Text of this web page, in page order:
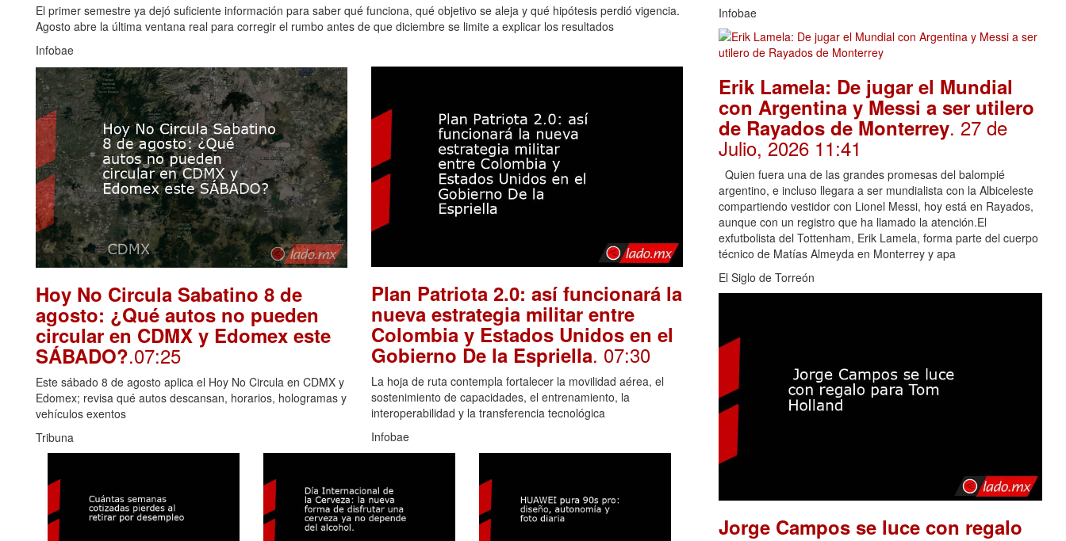
El primer semestre ya dejó suficiente información para saber qué funciona, qué objetivo se aleja y qué hipótesis perdió vigencia.
Agosto abre la última ventana real para corregir el rumbo antes de que diciembre se limite a explicar los resultados
Infobae
Hoy No Circula Sabatino 8 de
agosto: ¿Qué autos no pueden
circular en CDMX y Edomex este
SÁBADO?.07:25
Este sábado 8 de agosto aplica el Hoy No Circula en CDMX y
Edomex; revisa qué autos descansan, horarios, hologramas y
vehículos exentos
Tribuna
Plan Patriota 2.0: así funcionará la
nueva estrategia militar entre
Colombia y Estados Unidos en el
Gobierno De la Espriella. 07:30
La hoja de ruta contempla fortalecer la movilidad aérea, el
sostenimiento de capacidades, el entrenamiento, la
interoperabilidad y la transferencia tecnológica
Infobae
Infobae
Erik Lamela: De jugar el Mundial
con Argentina y Messi a ser utilero
de Rayados de Monterrey. 27 de
Julio, 2026 11:41
Quien fuera una de las grandes promesas del balompié
argentino, e incluso llegara a ser mundialista con la Albiceleste
compartiendo vestidor con Lionel Messi, hoy está en Rayados,
aunque con un registro que ha llamado la atención.El
exfutbolista del Tottenham, Erik Lamela, forma parte del cuerpo
técnico de Matías Almeyda en Monterrey y apa
El Siglo de Torreón
Jorge Campos se luce con regalo